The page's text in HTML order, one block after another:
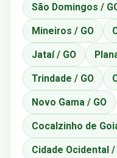
São Domingos /
Mineiros / GO
Jataí / GO
Trindade / GO
Novo Gama / GO
Cocalzinho de
Cidade Ocidental /